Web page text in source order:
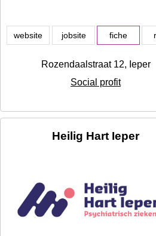
website jobsite fiche
Rozendaalstraat 12, Ieper
Social profit
Heilig Hart Ieper